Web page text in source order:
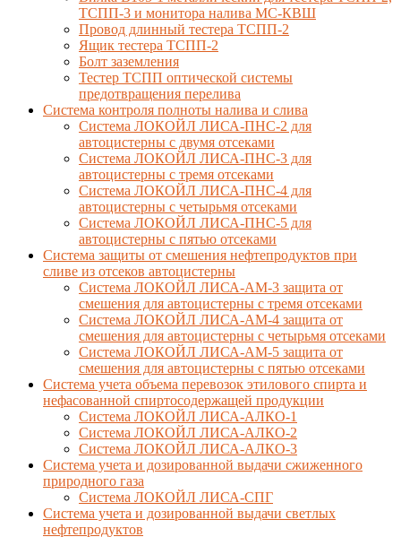
ТСПП-3 и монитора налива МС-КВШ
Провод длинный тестера ТСПП-2
Ящик тестера ТСПП-2
Болт заземления
Тестер ТСПП оптической системы
предотвращения перелива
Cистема контроля полноты налива и слива
Система ЛОКОЙЛ ЛИСА-ПНС-2 для
автоцистерны с двумя отсеками
Система ЛОКОЙЛ ЛИСА-ПНС-3 для
автоцистерны с тремя отсеками
Система ЛОКОЙЛ ЛИСА-ПНС-4 для
автоцистерны с четырьмя отсеками
Система ЛОКОЙЛ ЛИСА-ПНС-5 для
автоцистерны с пятью отсеками
Система защиты от смешения нефтепродуктов при
сливе из отсеков автоцистерны
Система ЛОКОЙЛ ЛИСА-AM-3 защита от
смешения для автоцистерны с тремя отсеками
Система ЛОКОЙЛ ЛИСА-AM-4 защита от
смешения для автоцистерны с четырьмя отсеками
Система ЛОКОЙЛ ЛИСА-AM-5 защита от
смешения для автоцистерны с пятью отсеками
Система учета объема перевозок этилового спирта и
нефасованной спиртосодержащей продукции
Система ЛОКОЙЛ ЛИСА-AЛКО-1
Система ЛОКОЙЛ ЛИСА-АЛКО-2
Система ЛОКОЙЛ ЛИСА-АЛКО-3
Система учета и дозированной выдачи сжиженного
природного газа
Система ЛОКОЙЛ ЛИСА-СПГ
Система учета и дозированной выдачи светлых
нефтепродуктов